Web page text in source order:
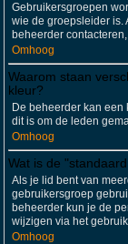
Gebruikersgroepen
wie de groepsleider is.
beheerder
Omhoog
Waarom staan
kleur?
De beheerder kan
dit is om de leden
Omhoog
Wat is de
Als je lid bent van
gebruikersgroep
beheerder kun je de
wijzigen via het
Omhoog